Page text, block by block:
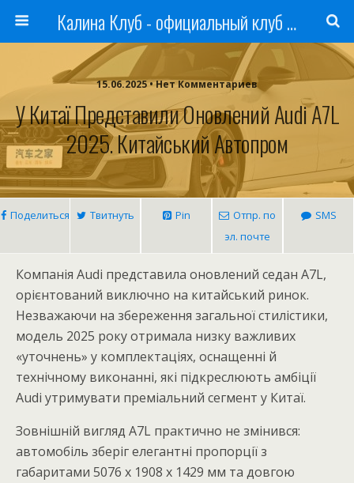
Калина Клуб - официальный клуб ЛАДА
15.06.2025 • Нет Комментариев
У Китаї Представили Оновлений Audi A7L
2025. Китайський Автопром
Поделиться Твитнуть Pin
Отпр. по
эл. почте
SMS
Компанія Audi представила оновлений седан A7L,
орієнтований виключно на китайський ринок.
Незважаючи на збереження загальної стилістики,
модель 2025 року отримала низку важливих
«уточнень» у комплектаціях, оснащенні й
технічному виконанні, які підкреслюють амбіції
Audi утримувати преміальний сегмент у Китаї.
Зовнішній вигляд A7L практично не змінився:
автомобіль зберіг елегантні пропорції з
габаритами 5076 x 1908 x 1429 мм та довгою